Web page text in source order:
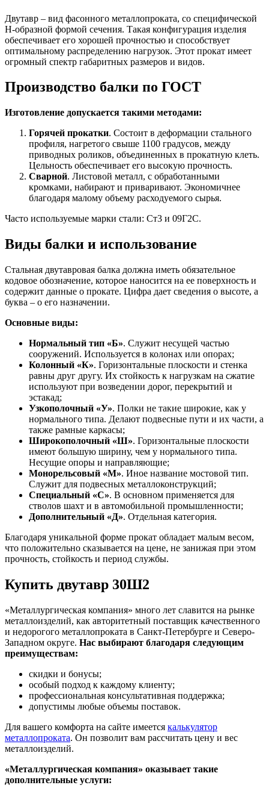
Двутавр – вид фасонного металлопроката, со специфической
Н-образной формой сечения. Такая конфигурация изделия
обеспечивает его хорошей прочностью и способствует
оптимальному распределению нагрузок. Этот прокат имеет
огромный спектр габаритных размеров и видов.
Производство балки по ГОСТ
Изготовление допускается такими методами:
Горячей прокатки. Состоит в деформации стального
профиля, нагретого свыше 1100 градусов, между
приводных роликов, объединенных в прокатную клеть.
Цельность обеспечивает его высокую прочность.
Сварной. Листовой металл, с обработанными
кромками, набирают и приваривают. Экономичнее
благодаря малому объему расходуемого сырья.
Часто используемые марки стали: Ст3 и 09Г2С.
Виды балки и использование
Стальная двутавровая балка должна иметь обязательное
кодовое обозначение, которое наносится на ее поверхность и
содержит данные о прокате. Цифра дает сведения о высоте, а
буква – о его назначении.
Основные виды:
Нормальный тип «Б». Служит несущей частью
сооружений. Используется в колонах или опорах;
Колонный «К». Горизонтальные плоскости и стенка
равны друг другу. Их стойкость к нагрузкам на сжатие
используют при возведении дорог, перекрытий и
эстакад;
Узкополочный «У». Полки не такие широкие, как у
нормального типа. Делают подвесные пути и их части, а
также рамные каркасы;
Широкополочный «Ш». Горизонтальные плоскости
имеют большую ширину, чем у нормального типа.
Несущие опоры и направляющие;
Монорельсовый «М». Иное название мостовой тип.
Служит для подвесных металлоконструкций;
Специальный «С». В основном применяется для
стволов шахт и в автомобильной промышленности;
Дополнительный «Д». Отдельная категория.
Благодаря уникальной форме прокат обладает малым весом,
что положительно сказывается на цене, не занижая при этом
прочность, стойкость и период службы.
Купить двутавр 30Ш2
«Металлургическая компания» много лет славится на рынке
металлоизделий, как авторитетный поставщик качественного
и недорогого металлопроката в Санкт-Петербурге и Северо-
Западном округе. Нас выбирают благодаря следующим
преимуществам:
скидки и бонусы;
особый подход к каждому клиенту;
профессиональная консультативная поддержка;
допустимы любые объемы поставок.
Для вашего комфорта на сайте имеется калькулятор
металлопроката. Он позволит вам рассчитать цену и вес
металлоизделий.
«Металлургическая компания» оказывает такие
дополнительные услуги: